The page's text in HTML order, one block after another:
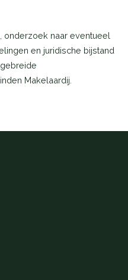
onderzoek naar eventueel
en juridische bijstand
Makelaardij.